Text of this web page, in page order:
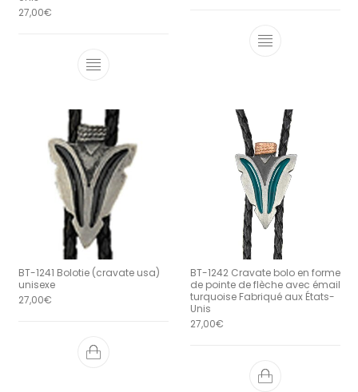
27,00€
BT-1241 Bolotie (cravate usa)
unisexe
27,00€
BT-1242 Cravate bolo en forme
de pointe de flèche avec émail
turquoise Fabriqué aux États-
Unis
27,00€